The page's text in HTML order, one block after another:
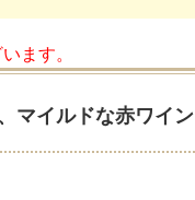
ます。
マイルドな赤ワイン